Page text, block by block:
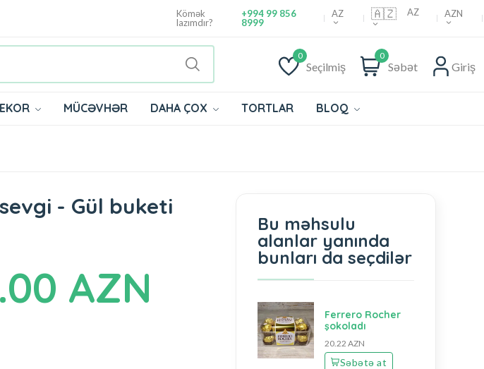
Kömək
lazımdır?
+994 99 856
8999
AZ 🇦🇿 AZ AZN
0
Seçilmiş
0
Səbət Giriş
MÜCƏVHƏR DAHA ÇOX TORTLAR BLOQ
- Gül buketi
AZN
Bu məhsulu
alanlar yanında
bunları da seçdilər
Ferrero Rocher
şokoladı
20.22 AZN
Səbətə at